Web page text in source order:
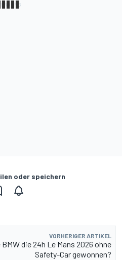
oder speichern
VORHERIGER ARTIKEL
die 24h Le Mans 2026 ohne
Safety-Car gewonnen?